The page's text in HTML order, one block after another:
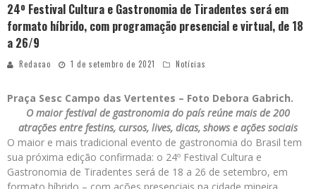
24º Festival Cultura e Gastronomia de Tiradentes será em
formato híbrido, com programação presencial e virtual, de 18
a 26/9
Redacao 1 de setembro de 2021 Notícias
Praça Sesc Campo das Vertentes – Foto Debora Gabrich.
O maior festival de gastronomia do país reúne mais de 200
atrações entre festins, cursos, lives, dicas, shows e ações sociais
O maior e mais tradicional evento de gastronomia do Brasil tem
sua próxima edição confirmada: o 24º Festival Cultura e
Gastronomia de Tiradentes será de 18 a 26 de setembro, em